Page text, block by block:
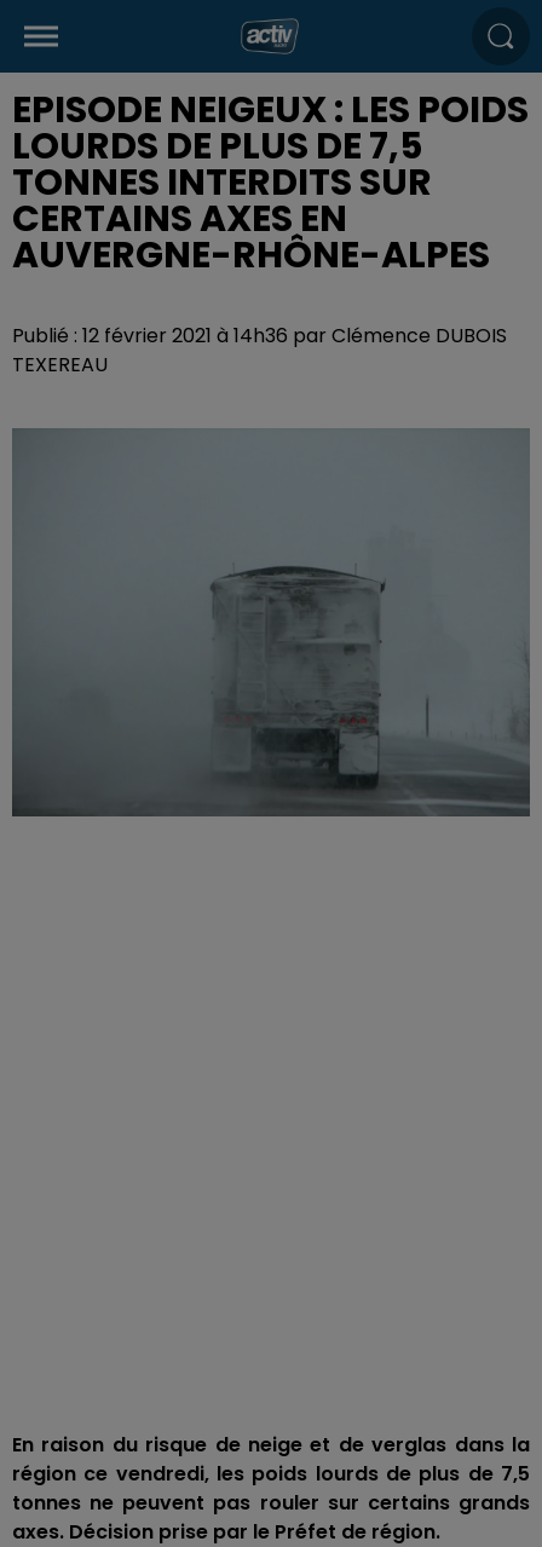
EPISODE NEIGEUX : LES POIDS
LOURDS DE PLUS DE 7,5
TONNES INTERDITS SUR
CERTAINS AXES EN
AUVERGNE-RHÔNE-ALPES
Publié : 12 février 2021 à 14h36 par Clémence DUBOIS
TEXEREAU
En raison du risque de neige et de verglas dans la
région ce vendredi, les poids lourds de plus de 7,5
tonnes ne peuvent pas rouler sur certains grands
axes. Décision prise par le Préfet de région.